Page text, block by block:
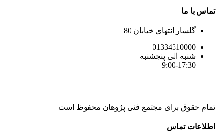
تماس با ما
گلسار انتهای خیابان 80
01334310000
شنبه الی پنجشنبه
9:00-17:30
تمام حقوق برای مجتمع فنی پژوهان محفوظ است
Instagram
LinkedIn
Toggle
اطلاعات تماس